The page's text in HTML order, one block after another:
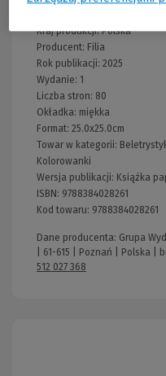
Kraj produkcji: Polska
Producent: Filia
Rok publikacji: 2025
Wydanie: 1
Liczba stron: 80
Okładka: miękka
Format: 25.0x25.0cm
Towar w kategorii:
Kolorowanki
Wersja publikacji: Książka
ISBN: 9788384028261
Kod towaru: 9788384028261
Dane producenta: Grupa
| 61-615 | Poznań | Polska |
512 027 368